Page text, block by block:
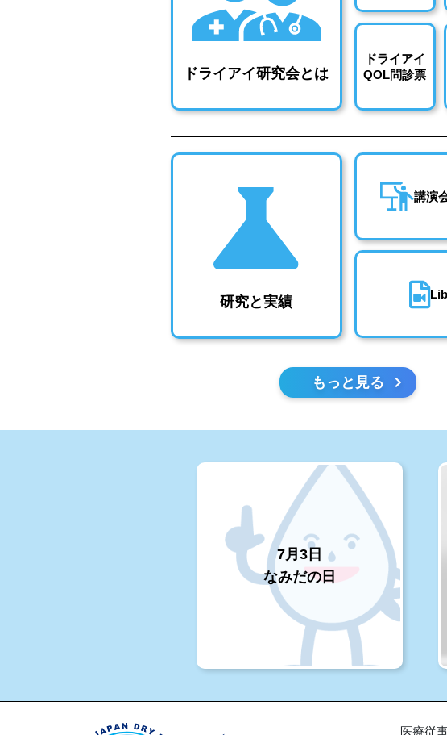
ドライアイ研究会とは
ドライアイ
QOL問診票
研究と実績
講演
もっと見る
7月3日
なみだの日
医療従